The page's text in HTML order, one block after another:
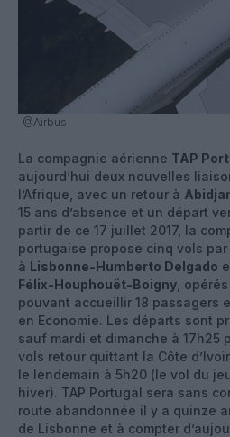
@Airbus
La compagnie aérienne TAP
aujourd’hui deux nouvelles
l’Afrique, avec un retour à
15 ans d’absence et un départ
partir de ce 17 juillet 2017, la
portugaise propose cinq vols
à Lisbonne-Humberto Delgado
Félix-Houphouët-Boigny ,
pouvant accueillir 18 passagers
en Economie. Les départs sont
sauf mardi et dimanche à 17h25
vols retour quittant la Côte
le lendemain à 5h20 (le vol du
hiver). TAP Portugal sera sans
route abandonnée il y a quinze
de Lisbonne et à compter